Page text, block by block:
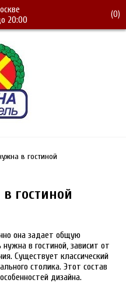
20:00
(0)
в гостиной
гостиной
она задает общую
в гостиной, зависит от
Существует классический
столика. Этот состав
дизайна.